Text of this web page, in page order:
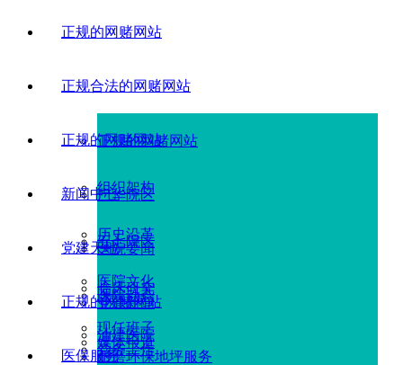
正规的网赌网站
正规合法的网赌网站
正规的网赌网站
组织架构
历史沿革
医院文化
现任班子
正规的网赌网站
广华院区
五七院区
临床研究
油建医院
新闻中心
医院要闻
医院动态
媒体报道
党建天地
党建新闻
党务工作
正规的网赌网站
耐磨环保地坪服务
医保服务